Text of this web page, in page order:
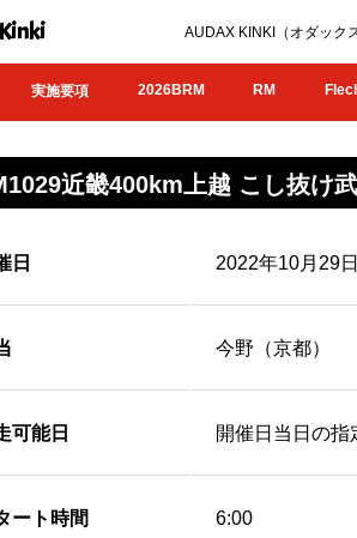
AUDAX KINKI（オダック
実施要項 2026BRM RM
近畿400km上越 こし抜け
日 2022年10月29日
今野（京都）
可能日 開催日当日の指
ート時間 6:00